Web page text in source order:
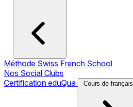
Méthode Swiss French School
Nos Social Clubs
Certification eduQua
Cours de français